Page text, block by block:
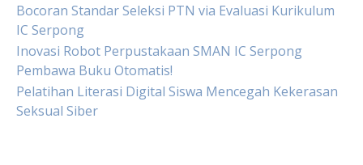
Bocoran Standar Seleksi PTN via Evaluasi Kurikulum
IC Serpong
Inovasi Robot Perpustakaan SMAN IC Serpong
Pembawa Buku Otomatis!
Pelatihan Literasi Digital Siswa Mencegah Kekerasan
Seksual Siber